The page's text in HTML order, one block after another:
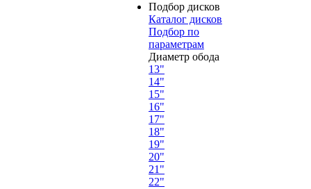
Подбор дисков
Каталог дисков
Подбор по
параметрам
Диаметр обода
13"
14"
15"
16"
17"
18"
19"
20"
21"
22"